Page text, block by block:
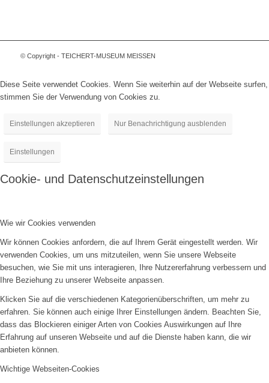
© Copyright - TEICHERT-MUSEUM MEISSEN
Diese Seite verwendet Cookies. Wenn Sie weiterhin auf der Webseite surfen,
stimmen Sie der Verwendung von Cookies zu.
Einstellungen akzeptieren Nur Benachrichtigung ausblenden
Einstellungen
Cookie- und Datenschutzeinstellungen
Wie wir Cookies verwenden
Wir können Cookies anfordern, die auf Ihrem Gerät eingestellt werden. Wir
verwenden Cookies, um uns mitzuteilen, wenn Sie unsere Webseite
besuchen, wie Sie mit uns interagieren, Ihre Nutzererfahrung verbessern und
Ihre Beziehung zu unserer Webseite anpassen.
Klicken Sie auf die verschiedenen Kategorienüberschriften, um mehr zu
erfahren. Sie können auch einige Ihrer Einstellungen ändern. Beachten Sie,
dass das Blockieren einiger Arten von Cookies Auswirkungen auf Ihre
Erfahrung auf unseren Webseite und auf die Dienste haben kann, die wir
anbieten können.
Wichtige Webseiten-Cookies